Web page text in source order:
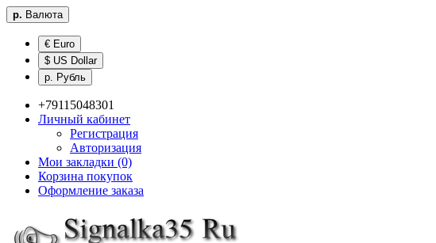
р. Валюта
€ Euro
$ US Dollar
р. Рубль
+79115048301
Личный кабинет
Регистрация
Авторизация
Мои закладки (0)
Корзина покупок
Оформление заказа